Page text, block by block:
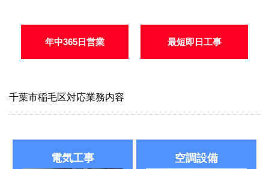
年中365日営業 最短即日工事
千葉市稲毛区対応業務内容
電気工事 空調設備